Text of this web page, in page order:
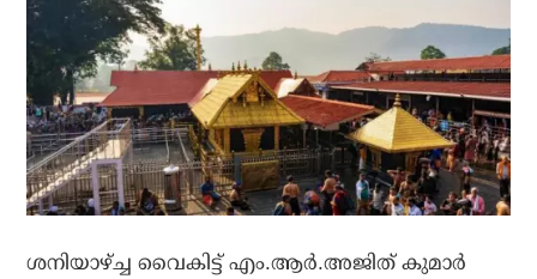
ശനിയാഴ്ച്ച വൈകിട്ട് എം.ആര്‍.അജിത് കുമാര്‍